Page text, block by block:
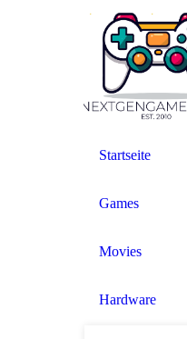
Startseite
Games
Movies
Hardware